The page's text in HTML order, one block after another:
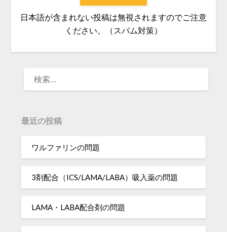
日本語が含まれない投稿は無視されますのでご注意
ください。（スパム対策）
最近の投稿
ワルファリンの問題
3剤配合（ICS/LAMA/LABA）吸入薬の問題
LAMA・LABA配合剤の問題